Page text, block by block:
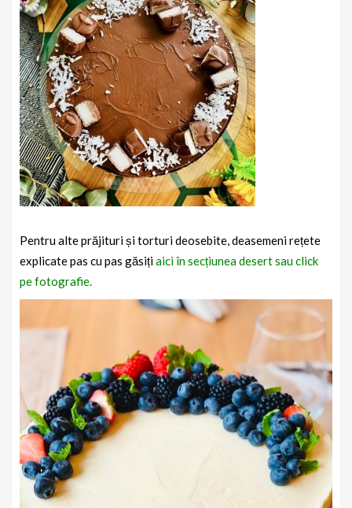
Pentru alte prăjituri și torturi deosebite, deasemeni rețete
explicate pas cu pas găsițiaici în secțiunea desert sau click
pe fotografie.